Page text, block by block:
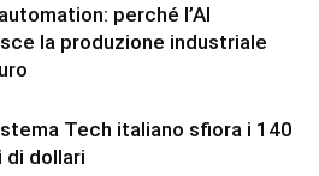
perché l’AI
la produzione industriale
Tech italiano sfiora i 140
di dollari